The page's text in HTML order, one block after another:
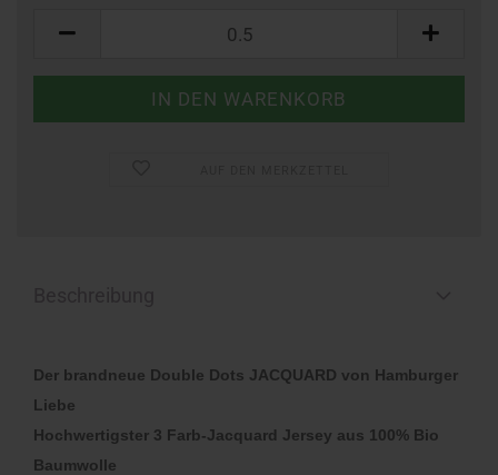
Der brandneue Double Dots JACQUARD von Hamburger
Liebe
Hochwertigster 3 Farb-Jacquard Jersey aus 100% Bio
Baumwolle